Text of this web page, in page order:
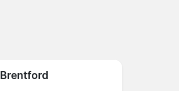
Brentford